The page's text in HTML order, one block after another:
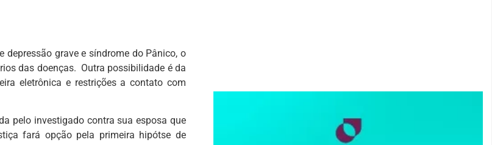
depressão grave e síndrome do Pânico, o
das doenças. Outra possibilidade é da
eletrônica e restrições a contato com
pelo investigado contra sua esposa que
fará opção pela primeira hipótse de